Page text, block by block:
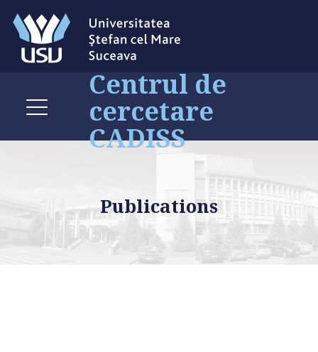
Centrul de
cercetare
CADISS
Publications